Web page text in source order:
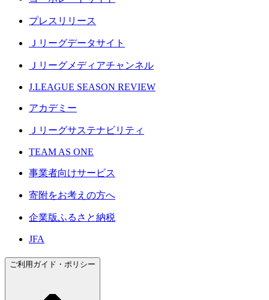
プレスリリース
Ｊリーグデータサイト
Ｊリーグメディアチャンネル
J.LEAGUE SEASON REVIEW
アカデミー
Ｊリーグサステナビリティ
TEAM AS ONE
事業者向けサービス
寄附をお考えの方へ
企業版ふるさと納税
JFA
ご利用ガイド・ポリシー